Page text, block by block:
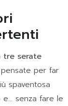
tre serate
per far
spaventosa
e… senza fare le